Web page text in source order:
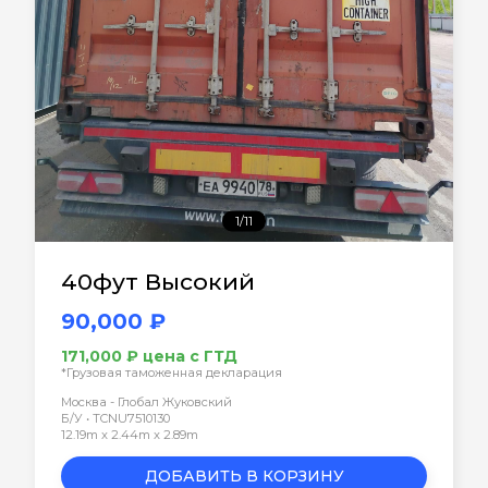
1/11
40фут Высокий
90,000 ₽
171,000 ₽ цена с ГТД
*Грузовая таможенная декларация
Москва - Глобал Жуковский
Б/У • TCNU7510130
12.19m x 2.44m x 2.89m
ДОБАВИТЬ В КОРЗИНУ